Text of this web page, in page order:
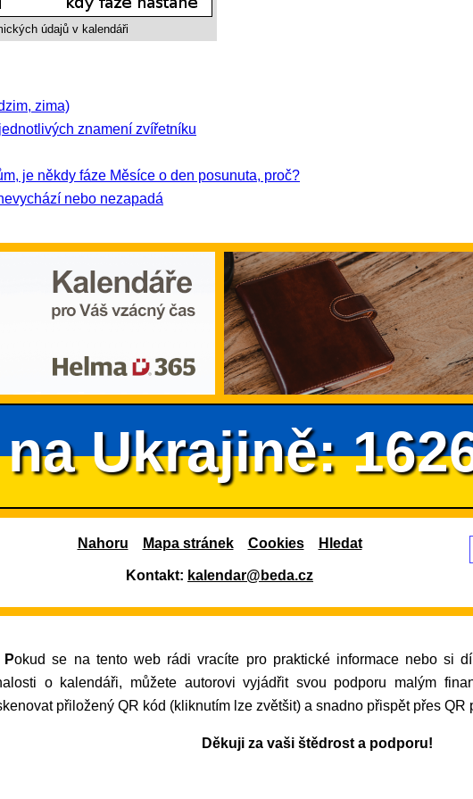
údajů v kalendáři
zima)
znamení zvířetníku
je někdy fáze Měsíce o den posunuta, proč?
nebo nezapadá
Ukrajině:
Nahoru Mapa stránek Cookies Hledat
Kontakt: kalendar@beda.cz
Pokud se na tento web rádi vracíte pro praktické informace nebo si díky němu rozšiřujete své
o kalendáři, můžete autorovi vyjádřit svou podporu malým
přiložený QR kód (kliknutím lze zvětšit) a snadno přispět přes QR
Děkuji za vaši štědrost a podporu!